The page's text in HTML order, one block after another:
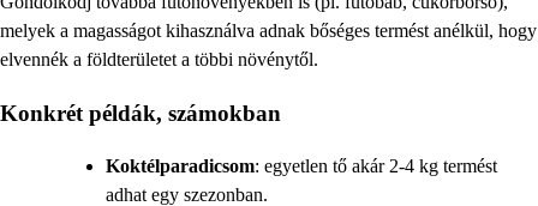
melyek a magasságot kihasználva adnak bőséges termést anélkül, hogy
elvennék a földterületet a többi növénytől.
Konkrét példák, számokban
Koktélparadicsom: egyetlen tő akár 2-4 kg termést
adhat egy szezonban.